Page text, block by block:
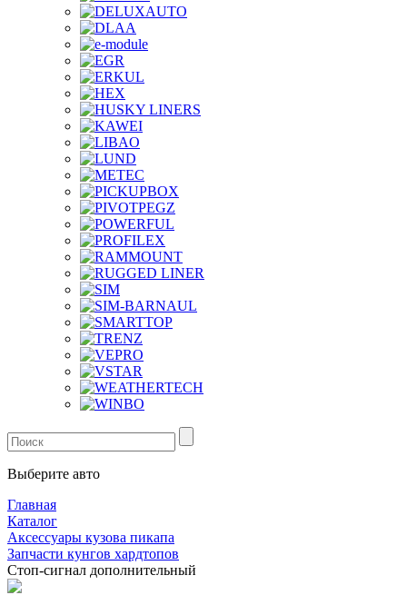
Выберите авто
Главная
Каталог
Аксессуары кузова пикапа
Запчасти кунгов хардтопов
Стоп-сигнал дополнительный